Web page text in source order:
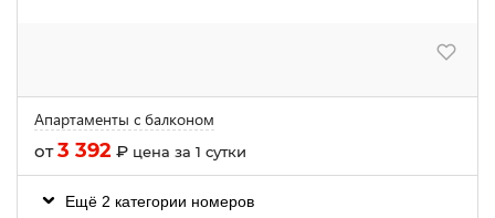
Апартаменты с балконом
от3 392 ₽ цена за 1 сутки
Ещё 2 категории номеров